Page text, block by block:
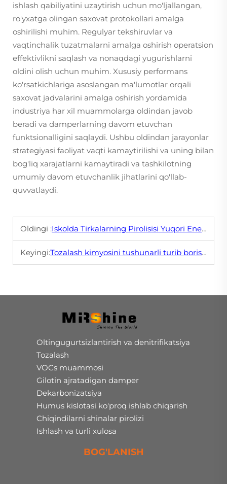
ishlash qabiliyatini uzaytirish uchun mo'ljallangan,
ro'yxatga olingan saxovat protokollari amalga
oshirilishi muhim. Regulyar tekshiruvlar va
vaqtinchalik tuzatmalarni amalga oshirish operatsion
effektivlikni saqlash va nonaqdagi yugurishlarni
oldini olish uchun muhim. Xususiy performans
ko'rsatkichlariga asoslangan ma'lumotlar orqali
saxovat jadvalarini amalga oshirish yordamida
industriya har xil muammolarga oldindan javob
beradi va damperlarning davom etuvchan
funktsionalligini saqlaydi. Ushbu oldindan jarayonlar
strategiyasi faoliyat vaqti kamaytirilishi va uning bilan
bog'liq xarajatlarni kamaytiradi va tashkilotning
umumiy davom etuvchanlik jihatlarini qo'llab-
quvvatlaydi.
Oldingi :Iskolda Tirkalarning Pirolisisi Yuqori Energiya uchun Foydalar
Keyingi:Tozalash kimyosini tushunarli turib borish: Gaz desulfurizatsiyasini tushunish
Oltingugurtsizlantirish va denitrifikatsiya
Tozalash
VOCs muammosi
Gilotin ajratadigan damper
Dekarbonizatsiya
Humus kislotasi ko'proq ishlab chiqarish
Chiqindilarni shinalar pirolizi
Ishlash va turli xulosa
BOG'LANISH